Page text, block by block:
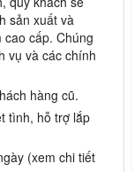
sản xuất và
cấp. Chúng
vụ và các chính
hàng cũ.
tình, hỗ trợ lắp
(xem chi tiết